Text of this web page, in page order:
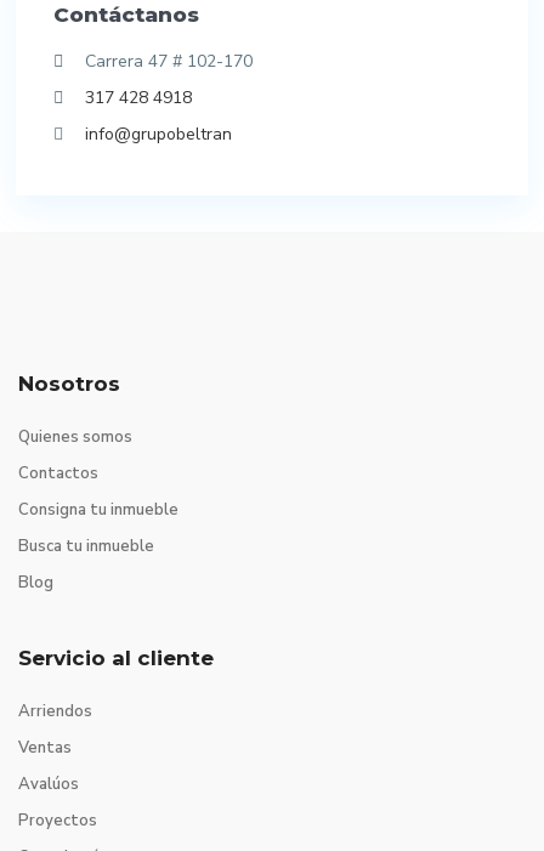
Contáctanos
Carrera 47 # 102-170
317 428 4918
info@grupobeltran
Nosotros
Quienes somos
Contactos
Consigna tu inmueble
Busca tu inmueble
Blog
Servicio al cliente
Arriendos
Ventas
Avalúos
Proyectos